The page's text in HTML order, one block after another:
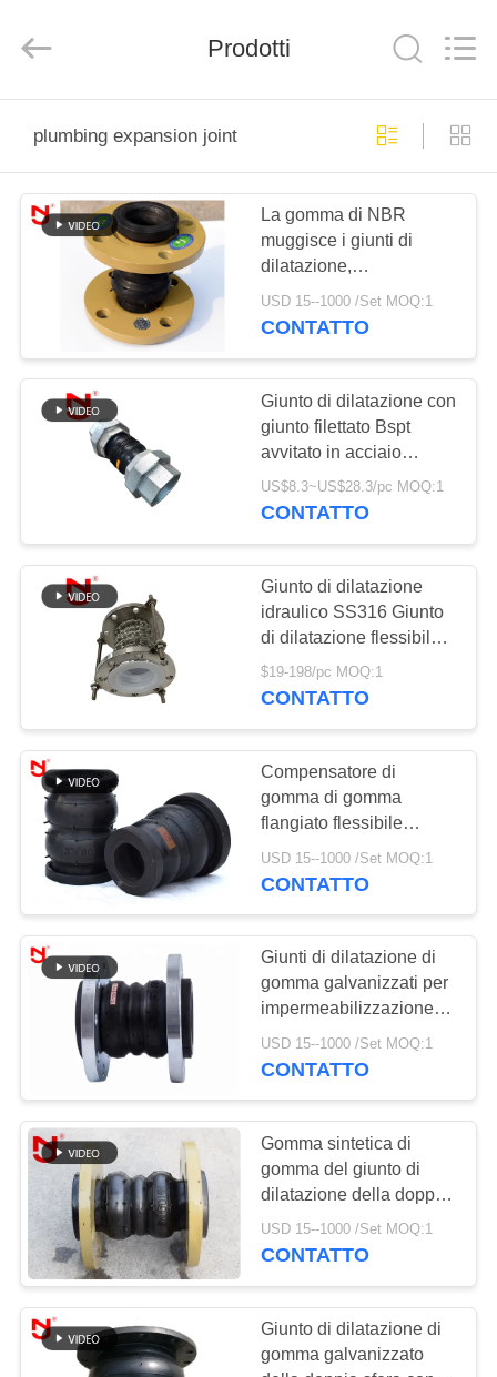
PRODOTTI
MOSTRA
CIRCA
NOI
FABBRICA
CONTROLLO
QUALITÀ
CONTATTICI
NOTIZIE
RICHIEDA
UNA
CITAZIONE
MAPPA
SITO
POLITICA
SULLA
PRIVACY
Songjiang
Jingning
Co.,Ltd..
Reserved.
Prodotti
plumbing expansion joint
La gomma di NBR
muggisce i giunti di
dilatazione,
scandagliare la
manutenzione facile di
USD 15--1000 /Set MOQ:1
CONTATTO
Giunto di dilatazione con
giunto filettato Bspt
avvitato in acciaio
inossidabile
US$8.3~US$28.3/pc MOQ:1
CONTATTO
Giunto di dilatazione
idraulico SS316 Giunto
di dilatazione flessibile
rivestito in PTFE ad alta
resistenza
$19-198/pc MOQ:1
CONTATTO
Compensatore di
gomma di gomma
flangiato flessibile
DN20mm-DN3600mm
del giunto di dilatazione
USD 15--1000 /Set MOQ:1
CONTATTO
Giunti di dilatazione di
gomma galvanizzati per
impermeabilizzazione a
più strati del doppio arco
del tubo
USD 15--1000 /Set MOQ:1
CONTATTO
Gomma sintetica di
gomma del giunto di
dilatazione della doppia
sfera idraulica ridurre
resistenza alla trazione
USD 15--1000 /Set MOQ:1
CONTATTO
Giunto di dilatazione di
gomma galvanizzato